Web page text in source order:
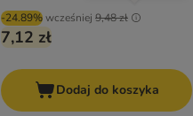
-24.89%wcześniej 9,48 zł
7,12 zł
Dodaj do koszyka